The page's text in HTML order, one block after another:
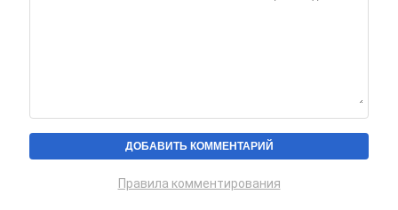
Правила комментирования